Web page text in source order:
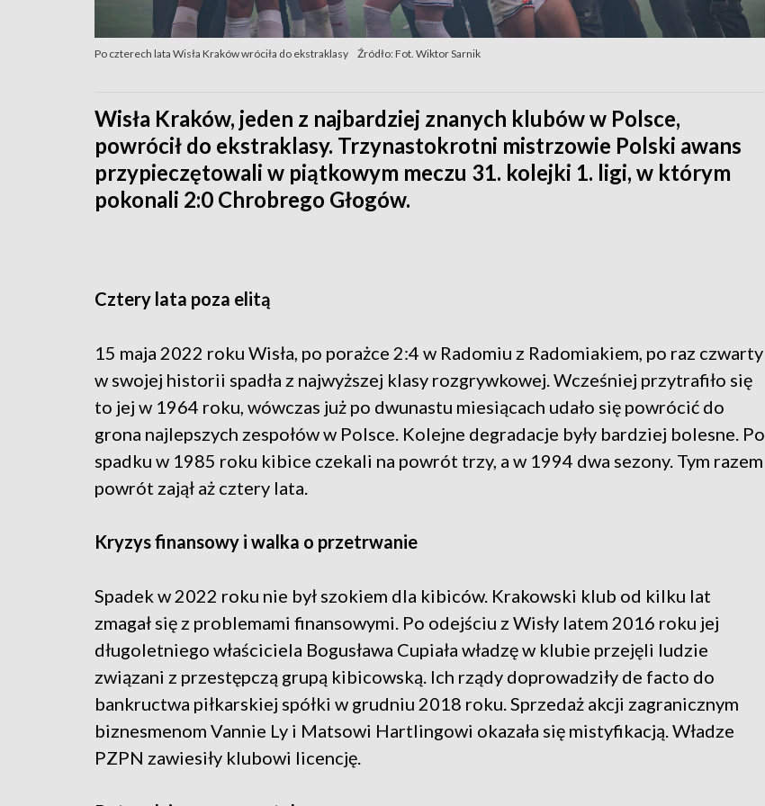
Po czterech lata Wisła Kraków wróciła do ekstraklasy Źródło: Fot. Wiktor Sarnik
Wisła Kraków, jeden z najbardziej znanych klubów w Polsce,
powrócił do ekstraklasy. Trzynastokrotni mistrzowie Polski awans
przypieczętowali w piątkowym meczu 31. kolejki 1. ligi, w którym
pokonali 2:0 Chrobrego Głogów.
Cztery lata poza elitą
15 maja 2022 roku Wisła, po porażce 2:4 w Radomiu z Radomiakiem, po raz czwarty
w swojej historii spadła z najwyższej klasy rozgrywkowej. Wcześniej przytrafiło się
to jej w 1964 roku, wówczas już po dwunastu miesiącach udało się powrócić do
grona najlepszych zespołów w Polsce. Kolejne degradacje były bardziej bolesne. Po
spadku w 1985 roku kibice czekali na powrót trzy, a w 1994 dwa sezony. Tym razem
powrót zajął aż cztery lata.
Kryzys finansowy i walka o przetrwanie
Spadek w 2022 roku nie był szokiem dla kibiców. Krakowski klub od kilku lat
zmagał się z problemami finansowymi. Po odejściu z Wisły latem 2016 roku jej
długoletniego właściciela Bogusława Cupiała władzę w klubie przejęli ludzie
związani z przestępczą grupą kibicowską. Ich rządy doprowadziły de facto do
bankructwa piłkarskiej spółki w grudniu 2018 roku. Sprzedaż akcji zagranicznym
biznesmenom Vannie Ly i Matsowi Hartlingowi okazała się mistyfikacją. Władze
PZPN zawiesiły klubowi licencję.